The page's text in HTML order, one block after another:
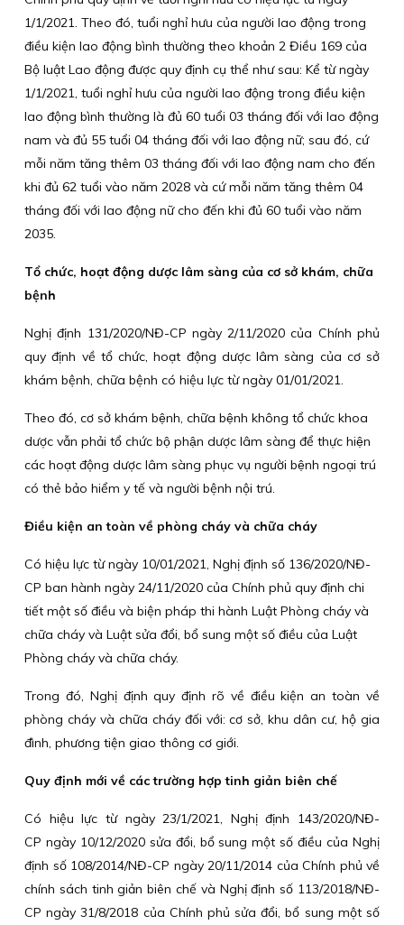
1/1/2021. Theo đó, tuổi nghỉ hưu của người lao động trong
điều kiện lao động bình thường theo khoản 2 Điều 169 của
Bộ luật Lao động được quy định cụ thể như sau: Kể từ ngày
1/1/2021, tuổi nghỉ hưu của người lao động trong điều kiện
lao động bình thường là đủ 60 tuổi 03 tháng đối với lao động
nam và đủ 55 tuổi 04 tháng đối với lao động nữ; sau đó, cứ
mỗi năm tăng thêm 03 tháng đối với lao động nam cho đến
khi đủ 62 tuổi vào năm 2028 và cứ mỗi năm tăng thêm 04
tháng đối với lao động nữ cho đến khi đủ 60 tuổi vào năm
2035.
Tổ chức, hoạt động dược lâm sàng của cơ sở khám, chữa
bệnh
Nghị định 131/2020/NĐ-CP ngày 2/11/2020 của Chính phủ
quy định về tổ chức, hoạt động dược lâm sàng của cơ sở
khám bệnh, chữa bệnh có hiệu lực từ ngày 01/01/2021.
Theo đó, cơ sở khám bệnh, chữa bệnh không tổ chức khoa
dược vẫn phải tổ chức bộ phận dược lâm sàng để thực hiện
các hoạt động dược lâm sàng phục vụ người bệnh ngoại trú
có thẻ bảo hiểm y tế và người bệnh nội trú.
Điều kiện an toàn về phòng cháy và chữa cháy
Có hiệu lực từ ngày 10/01/2021, Nghị định số 136/2020/NĐ-
CP ban hành ngày 24/11/2020 của Chính phủ quy định chi
tiết một số điều và biện pháp thi hành Luật Phòng cháy và
chữa cháy và Luật sửa đổi, bổ sung một số điều của Luật
Phòng cháy và chữa cháy.
Trong đó, Nghị định quy định rõ về điều kiện an toàn về
phòng cháy và chữa cháy đối với: cơ sở, khu dân cư, hộ gia
đình, phương tiện giao thông cơ giới.
Quy định mới về các trường hợp tinh giản biên chế
Có hiệu lực từ ngày 23/1/2021, Nghị định 143/2020/NĐ-
CP ngày 10/12/2020 sửa đổi, bổ sung một số điều của Nghị
định số 108/2014/NĐ-CP ngày 20/11/2014 của Chính phủ về
chính sách tinh giản biên chế và Nghị định số 113/2018/NĐ-
CP ngày 31/8/2018 của Chính phủ sửa đổi, bổ sung một số